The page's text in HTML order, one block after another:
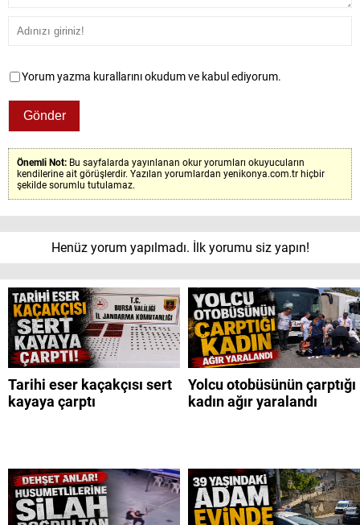
Yorum yazma kurallarını okudum ve kabul ediyorum.
Önemli Not: Bu sayfalarda yayınlanan okur yorumları okuyucuların
kendilerine ait görüşlerdir. Yazılan yorumlardan yenikonya.com.tr hiçbir
şekilde sorumlu tutulamaz.
Henüz yorum yapılmadı. İlk yorumu siz yapın!
Tarihi eser kaçakçısı sert
kayaya çarptı
Yolcu otobüsünün çarptığı
kadın ağır yaralandı